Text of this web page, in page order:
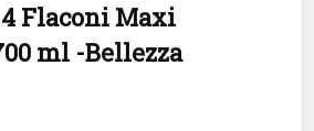
Flaconi Maxi
ml -Bellezza